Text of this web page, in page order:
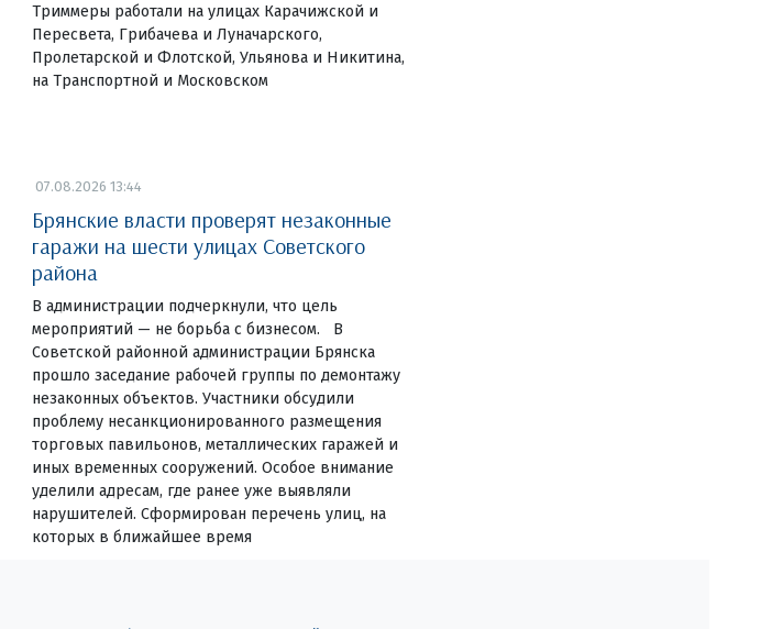
Триммеры работали на улицах Карачижской и
Пересвета, Грибачева и Луначарского,
Пролетарской и Флотской, Ульянова и Никитина,
на Транспортной и Московском
07.08.2026 13:44
Брянские власти проверят незаконные
гаражи на шести улицах Советского
района
В администрации подчеркнули, что цель
мероприятий — не борьба с бизнесом. В
Советской районной администрации Брянска
прошло заседание рабочей группы по демонтажу
незаконных объектов. Участники обсудили
проблему несанкционированного размещения
торговых павильонов, металлических гаражей и
иных временных сооружений. Особое внимание
уделили адресам, где ранее уже выявляли
нарушителей. Сформирован перечень улиц, на
которых в ближайшее время